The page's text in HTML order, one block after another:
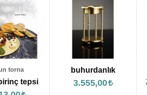
harun torna
25 cm ayaklı pirinç